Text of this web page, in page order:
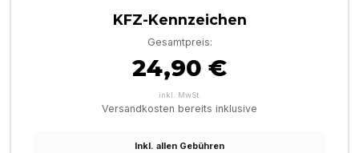
KFZ-Kennzeichen
Gesamtpreis:
24,90 €
inkl. MwSt.
Versandkosten bereits inklusive
Inkl. allen Gebühren